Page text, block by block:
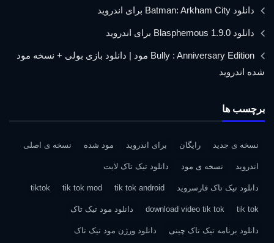
دانلود Batman: Arkham City برای اندروید
دانلود Blasphemous 1.9.0 برای اندروید
Bully : Anniversary Edition مود | دانلود بازی بولی + نسخه مود
شده اندروید
برچسب ها
نسخه ی جدید رایگان برای اندروید مود شده نسخه ی اصلی
اندروید نسخه ی مود دانلود تیک تاک لایت
دانلود تیک تاک فارسروید tik tok android
tik tok mod
tiktok
tik tok
download video tik tok دانلود مود تیک تاک
دانلود برنامه تیک تاک چینی دانلود ورژن مود تیک تاک